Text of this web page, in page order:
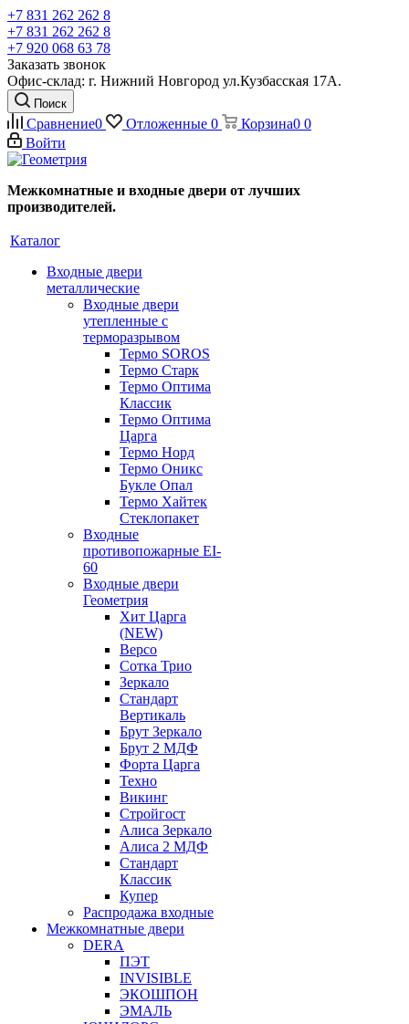
+7 831 262 262 8
+7 831 262 262 8
+7 920 068 63 78
Заказать звонок
Офис-склад: г. Нижний Новгород ул.Кузбасская 17А.
Поиск
Сравнение0 Отложенные 0 Корзина0 0
Войти
Межкомнатные и входные двери от лучших
производителей.
Каталог
Входные двери
металлические
Входные двери
утепленные с
терморазрывом
Термо SOROS
Термо Старк
Термо Оптима
Классик
Термо Оптима
Царга
Термо Норд
Термо Оникс
Букле Опал
Термо Хайтек
Стеклопакет
Входные
противопожарные EI-
60
Входные двери
Геометрия
Хит Царга
(NEW)
Версо
Сотка Трио
Зеркало
Стандарт
Вертикаль
Брут Зеркало
Брут 2 МДФ
Форта Царга
Техно
Викинг
Стройгост
Алиса Зеркало
Алиса 2 МДФ
Стандарт
Классик
Купер
Распродажа входные
Межкомнатные двери
DERA
ПЭТ
INVISIBLE
ЭКОШПОН
ЭМАЛЬ